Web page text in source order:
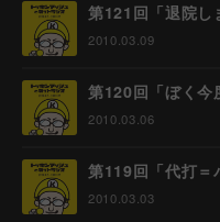
第121回「退院し
2010.03.09
第120回「ぼく今
2010.03.06
第119回「代打＝
2010.03.03